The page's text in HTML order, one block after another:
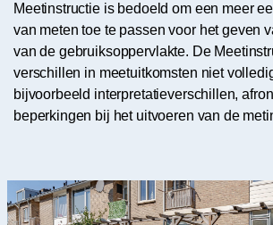
Meetinstructie is bedoeld om een meer
van meten toe te passen voor het geven
van de gebruiksoppervlakte. De
verschillen in meetuitkomsten niet
bijvoorbeeld interpretatieverschillen,
beperkingen bij het uitvoeren van de